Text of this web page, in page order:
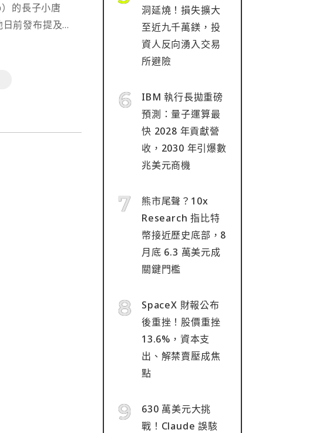
的長子小唐
前發布提及去
（8日）表示
性方面的不平
洞延燒！損失擴大
至近九千萬鎂，投
資人反向湧入交易
所避險
IBM 執行長拋重磅
預測：量子運算最
快 2028 年貢獻營
收，2030 年引爆數
兆美元商機
熊市尾聲？10x
Research 指比特
幣接近歷史底部，8
月底 6.3 萬美元成
關鍵門檻
SpaceX 財報公布
後重挫！股價重挫
13.6%，資本支
出、解禁賣壓成焦
點
630 萬美元大挑
戰！Claude 誤駭